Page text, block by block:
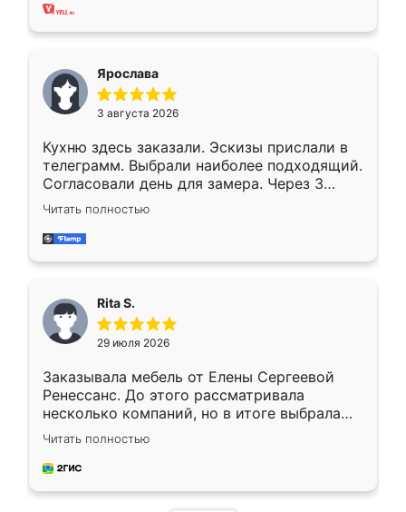
Ярослава
3 августа 2026
Кухню здесь заказали. Эскизы прислали в
телеграмм. Выбрали наиболее подходящий.
Согласовали день для замера. Через 3
недели кухня была уже готова. Остались
довольны работой. Спасибо Ренессанс
мебель за качественную работу!
Читать полностью
Rita S.
29 июля 2026
Заказывала мебель от Елены Сергеевой
Ренессанс. До этого рассматривала
несколько компаний, но в итоге выбрала
эту. Сначала обговорили условия, потом
приехал замерщик, всё спокойно объяснил
и снял размеры. Изготовили в срок, с
Читать полностью